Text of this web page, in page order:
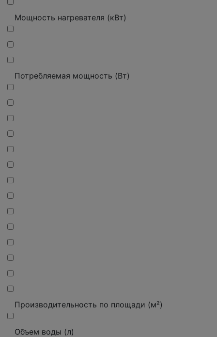
Мощность нагревателя (кВт)
Потребляемая мощность (Вт)
Производительность по площади (м²)
Объем воды (л)